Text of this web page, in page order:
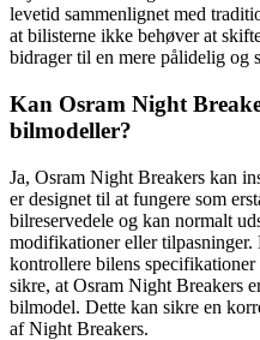
levetid sammenlignet med
at bilisterne ikke behøver at
bidrager til en mere pålidelig og
Kan Osram Night
bilmodeller?
Ja, Osram Night Breakers kan
er designet til at fungere som
bilreservedele og kan normalt
modifikationer eller
kontrollere bilens
sikre, at Osram Night Breakers
bilmodel. Dette kan sikre en
af Night Breakers.